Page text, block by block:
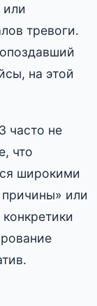
или
тревоги.
на этой
часто не
что
широкими
причины» или